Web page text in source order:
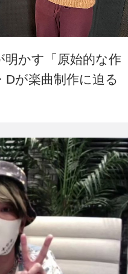
明かす「原始的な作
が楽曲制作に迫る